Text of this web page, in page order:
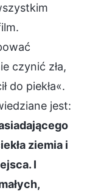
czynić zła,
do piekła«.
jest:
ziemia i
I